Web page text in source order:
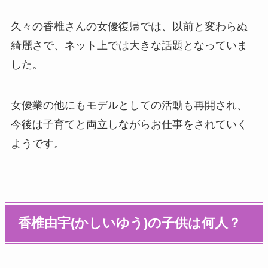
久々の香椎さんの女優復帰では、以前と変わらぬ
綺麗さで、ネット上では大きな話題となっていま
した。
女優業の他にもモデルとしての活動も再開され、
今後は子育てと両立しながらお仕事をされていく
ようです。
香椎由宇(かしいゆう)の子供は何人？